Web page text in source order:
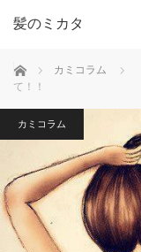
髪のミカタ
ホーム カミコラム
て！！
カミコラム